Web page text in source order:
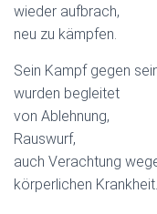
wieder aufbrach,
neu zu kämpfen.
Sein Kampf gegen
wurden begleitet
von Ablehnung,
Rauswurf,
auch Verachtung
körperlichen Krankheit.